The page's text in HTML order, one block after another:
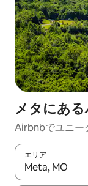
メタにあ
Airbnbでユニー
エリア
検索結果が表示